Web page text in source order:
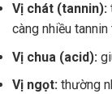
Vị chát (tannin):
càng nhiều
Vị chua (acid):
Vị ngọt: thường